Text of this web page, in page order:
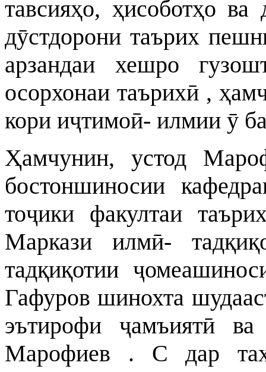
тавсияҳо, ҳисоботҳо
дӯстдорони таърих
арзандаи хешро
осорхонаи таърихӣ ,
кори иҷтимоӣ- илмии ӯ
Ҳамчунин, устод
бостоншиносии
тоҷики факултаи
Маркази илмӣ-
тадқиқотии
Гафуров шинохта
эътирофи ҷамъиятӣ
Марофиев . С дар